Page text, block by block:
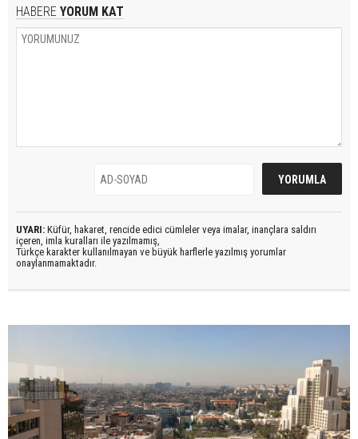
HABERE YORUM KAT
UYARI: Küfür, hakaret, rencide edici cümleler veya imalar, inançlara saldırı
içeren, imla kuralları ile yazılmamış,
Türkçe karakter kullanılmayan ve büyük harflerle yazılmış yorumlar
onaylanmamaktadır.